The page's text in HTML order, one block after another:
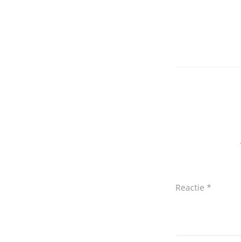
Reactie *